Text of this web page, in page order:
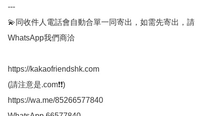
---
💫同收件人電話會自動合單一同寄出，如需先寄出，請
WhatsApp我們商洽
https://kakaofriendshk.com
(請注意是.com❗❗)
https://wa.me/85266577840